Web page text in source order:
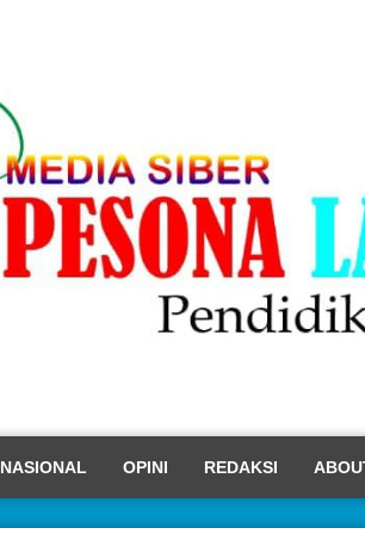
NASIONAL OPINI REDAKSI